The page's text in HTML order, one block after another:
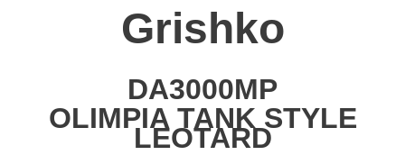
Grishko
DA3000MP
OLIMPIA TANK STYLE
LEOTARD